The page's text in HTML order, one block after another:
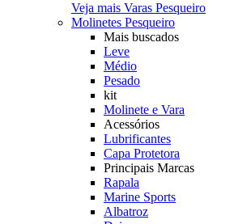
Veja mais Varas Pesqueiro
Molinetes Pesqueiro
Mais buscados
Leve
Médio
Pesado
kit
Molinete e Vara
Acessórios
Lubrificantes
Capa Protetora
Principais Marcas
Rapala
Marine Sports
Albatroz